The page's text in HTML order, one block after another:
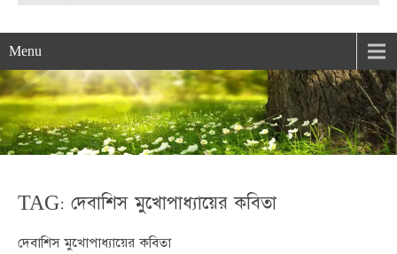
Menu
TAG: দেবাশিস মুখোপাধ্যায়ের কবিতা
দেবাশিস মুখোপাধ্যায়ের কবিতা